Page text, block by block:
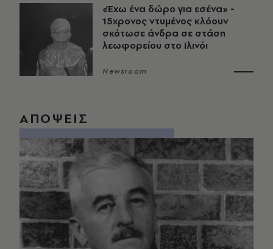
«Έχω ένα δώρο για εσένα» -
15χρονος ντυμένος κλόουν
σκότωσε άνδρα σε στάση
λεωφορείου στο Ιλινόι
Newsroom
ΑΠΟΨΕΙΣ